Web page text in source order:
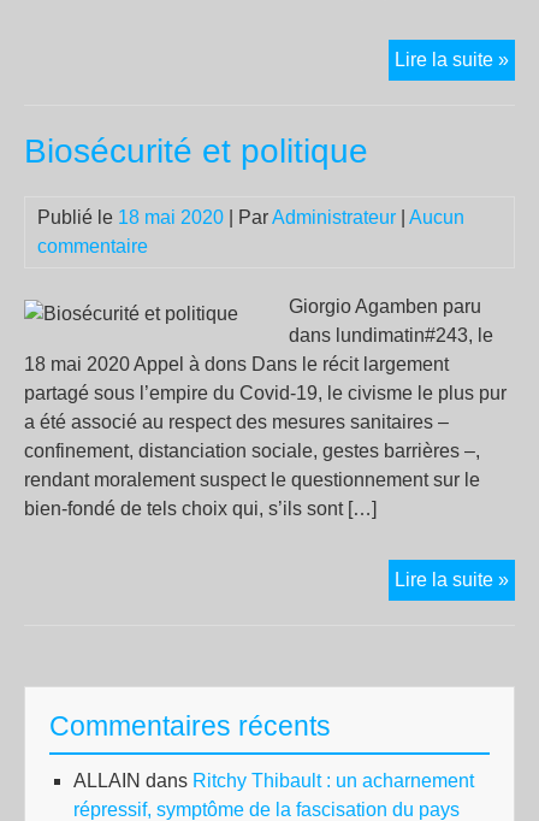
Lire la suite »La
vie
Biosécurité et politique
Publié le 18 mai 2020 | ParAdministrateur
Aucun
commentaire
Giorgio Agamben paru
dans lundimatin#243, le
18 mai 2020 Appel à dons Dans le récit largement
partagé sous l’empire du Covid-19, le civisme le plus pur
a été associé au respect des mesures sanitaires –
confinement, distanciation sociale, gestes barrières –,
rendant moralement suspect le questionnement sur le
bien-fondé de tels choix qui, s’ils sont […]
Lire la suite »
et
Commentaires récents
ALLAIN dans Ritchy Thibault : un acharnement
répressif, symptôme de la fascisation du pays